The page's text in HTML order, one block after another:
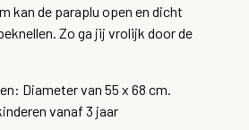
kan de paraplu open en dicht
Zo ga jij vrolijk door de
Diameter van 55 x 68 cm.
vanaf 3 jaar